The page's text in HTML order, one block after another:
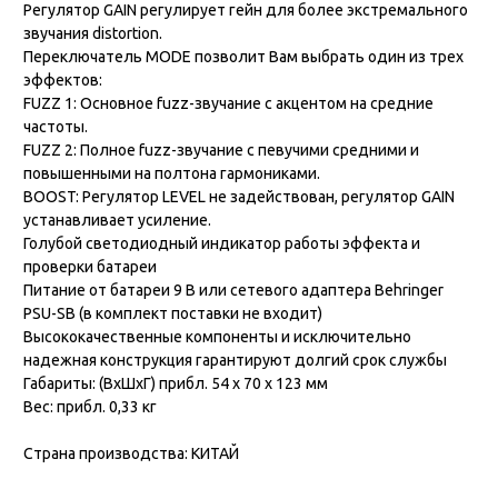
Регулятор GAIN регулирует гейн для более экстремального
звучания distortion.
Переключатель MODE позволит Вам выбрать один из трех
эффектов:
FUZZ 1: Основное fuzz-звучание с акцентом на средние
частоты.
FUZZ 2: Полное fuzz-звучание с певучими средними и
повышенными на полтона гармониками.
BOOST: Регулятор LEVEL не задействован, регулятор GAIN
устанавливает усиление.
Голубой светодиодный индикатор работы эффекта и
проверки батареи
Питание от батареи 9 В или сетевого адаптера Behringer
PSU-SB (в комплект поставки не входит)
Высококачественные компоненты и исключительно
надежная конструкция гарантируют долгий срок службы
Габариты: (ВхШхГ) прибл. 54 x 70 x 123 мм
Вес: прибл. 0,33 кг
Страна производства: КИТАЙ